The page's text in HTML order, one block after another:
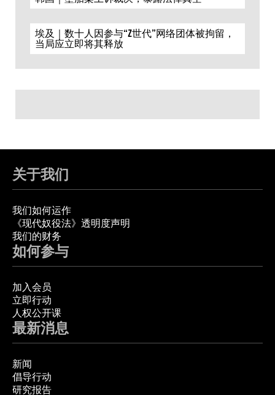
埃及｜数十人因参与“Z世代”网络团体被拘留，
当局应立即将其释放
关于我们
我们如何运作
《现代奴役法》透明度声明
我们的财务
如何参与
加入会员
立即行动
人权公开课
最新消息
新闻
倡导行动
研究报告